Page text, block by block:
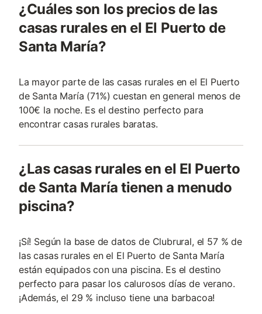
¿Cuáles son los precios de las
casas rurales en el El Puerto de
Santa María?
La mayor parte de las casas rurales en el El Puerto
de Santa María (71%) cuestan en general menos de
100€ la noche. Es el destino perfecto para
encontrar casas rurales baratas.
¿Las casas rurales en el El Puerto
de Santa María tienen a menudo
piscina?
¡Sí! Según la base de datos de Clubrural, el 57 % de
las casas rurales en el El Puerto de Santa María
están equipados con una piscina. Es el destino
perfecto para pasar los calurosos días de verano.
¡Además, el 29 % incluso tiene una barbacoa!